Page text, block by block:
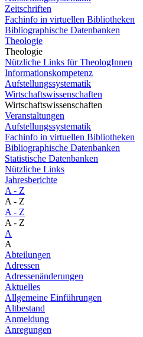
Zeitschriften
Fachinfo in virtuellen Bibliotheken
Bibliographische Datenbanken
Theologie
Theologie
Nützliche Links für TheologInnen
Informationskompetenz
Aufstellungssystematik
Wirtschaftswissenschaften
Wirtschaftswissenschaften
Veranstaltungen
Aufstellungssystematik
Fachinfo in virtuellen Bibliotheken
Bibliographische Datenbanken
Statistische Datenbanken
Nützliche Links
Jahresberichte
A - Z
A - Z
A - Z
A - Z
A
A
Abteilungen
Adressen
Adressenänderungen
Aktuelles
Allgemeine Einführungen
Altbestand
Anmeldung
Anregungen